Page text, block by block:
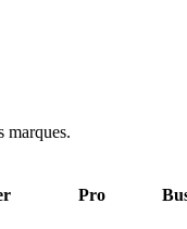
marques.
Pro